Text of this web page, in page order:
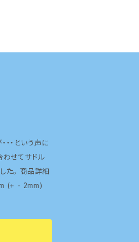
わせてサドル
詳細
Color : Black Material：カーボン Weight : 126g (+ - 5g) Size : 250mm X 140mm (+ - 2mm)